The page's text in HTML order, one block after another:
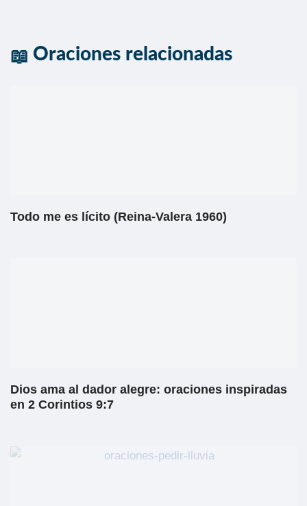
Oraciones relacionadas
Todo me es lícito (Reina-Valera 1960)
Dios ama al dador alegre: oraciones inspiradas
en 2 Corintios 9:7